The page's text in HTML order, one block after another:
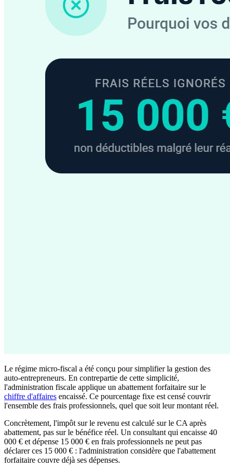
Le régime micro-fiscal a été conçu pour simplifier la gestion des
auto-entrepreneurs. En contrepartie de cette simplicité,
l'administration fiscale applique un abattement forfaitaire sur le
chiffre d'affaires encaissé. Ce pourcentage fixe est censé couvrir
l'ensemble des frais professionnels, quel que soit leur montant réel.
Concrètement, l'impôt sur le revenu est calculé sur le CA après
abattement, pas sur le bénéfice réel. Un consultant qui encaisse 40
000 € et dépense 15 000 € en frais professionnels ne peut pas
déclarer ces 15 000 € : l'administration considère que l'abattement
forfaitaire couvre déjà ses dépenses.